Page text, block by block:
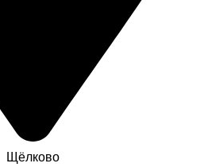
Щёлково